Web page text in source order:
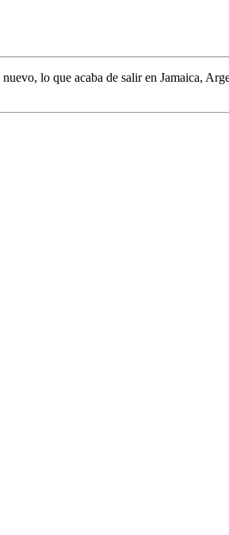
nuevo, lo que acaba de salir en Jamaica,